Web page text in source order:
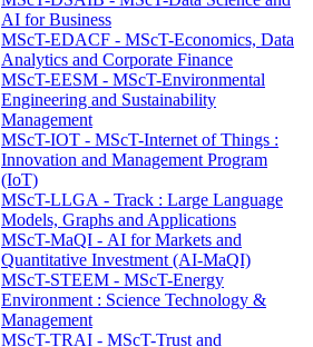
AI for Business
MScT-EDACF - MScT-Economics, Data
Analytics and Corporate Finance
MScT-EESM - MScT-Environmental
Engineering and Sustainability
Management
MScT-IOT - MScT-Internet of Things :
Innovation and Management Program
(IoT)
MScT-LLGA - Track : Large Language
Models, Graphs and Applications
MScT-MaQI - AI for Markets and
Quantitative Investment (AI-MaQI)
MScT-STEEM - MScT-Energy
Environment : Science Technology &
Management
MScT-TRAI - MScT-Trust and